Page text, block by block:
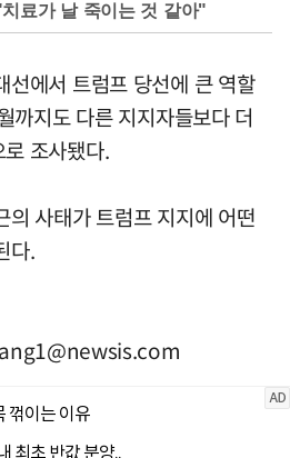
료가 날 죽이는 것 같아"
선에서 트럼프 당선에 큰 역할
까지도 다른 지지자들보다 더
조사됐다.
의 사태가 트럼프 지지에 어떤
다.